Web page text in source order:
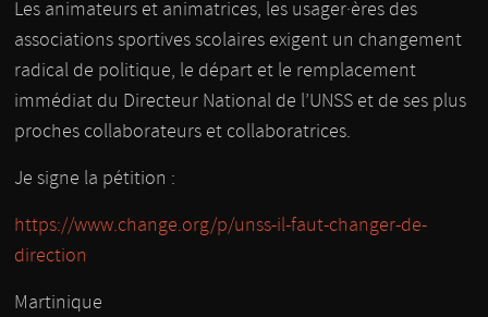
Les animateurs et animatrices, les usager·ères des
associations sportives scolaires exigent un changement
radical de politique, le départ et le remplacement
immédiat du Directeur National de l’UNSS et de ses plus
proches collaborateurs et collaboratrices.
Je signe la pétition :
https://www.change.org/p/unss-il-faut-changer-de-
direction
Martinique